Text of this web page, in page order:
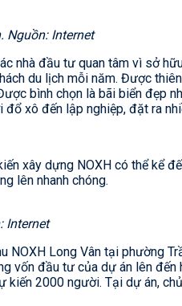
Nguồn: Internet
nhà đầu tư quan tâm vì sở
du lịch mỗi năm. Được
bình chọn là bãi biển đẹp
xô đến lập nghiệp, đặt ra
xây dựng NOXH có thể kể
lên nhanh chóng.
Internet
Long Vân tại phường
vốn đầu tư của dự án lên
2000 người. Tại dự án,